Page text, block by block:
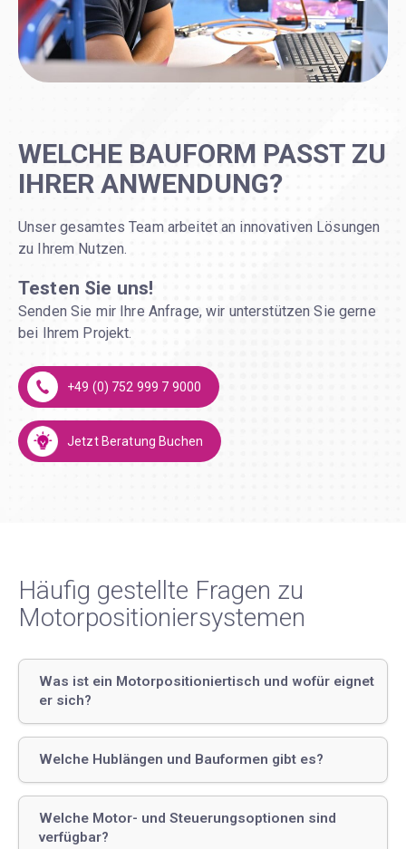
WELCHE BAUFORM PASST ZU
IHRER ANWENDUNG?
Unser gesamtes Team arbeitet an innovativen Lösungen
zu Ihrem Nutzen.
Testen Sie uns!
Senden Sie mir Ihre Anfrage, wir unterstützen Sie gerne
bei Ihrem Projekt.
+49 (0) 752 999 7 9000
Jetzt Beratung Buchen
Häufig gestellte Fragen zu
Motorpositioniersystemen
Was ist ein Motorpositioniertisch und wofür eignet
er sich?
Welche Hublängen und Bauformen gibt es?
Welche Motor- und Steuerungsoptionen sind
verfügbar?